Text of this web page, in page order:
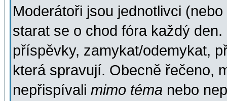
Moderátoři jsou jednotlivci
starat se o chod fóra každý
příspěvky, zamykat/odemykat,
která spravují. Obecně řečeno,
nepřispívali mimo téma nebo